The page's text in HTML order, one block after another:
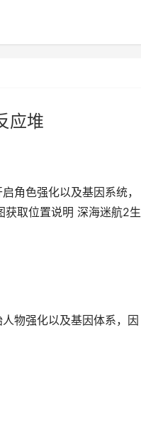
应堆
角色强化以及基因系统，
获取位置说明 深海迷航2生
物强化以及基因体系，因